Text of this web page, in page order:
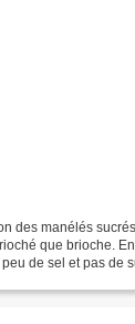
des manélés
que brioche.
de sel et pas de